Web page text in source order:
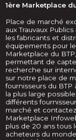
1ère Marketplace
Place de marché
aux Trauvaux
les fabricants et
équipements pour
Marketplace du
permettant de
recherche sur
sur notre place de
fournisseurs du
la plus large
différents
marché et
Marketplace
plus de 20 ans tous
acheteurs du